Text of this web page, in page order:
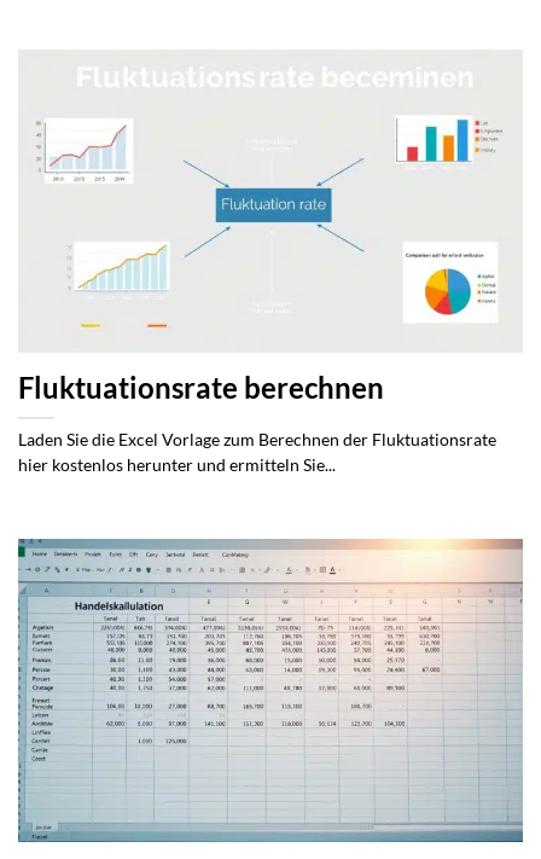
Fluktuationsrate berechnen
Laden Sie die Excel Vorlage zum Berechnen der Fluktuationsrate
hier kostenlos herunter und ermitteln Sie...